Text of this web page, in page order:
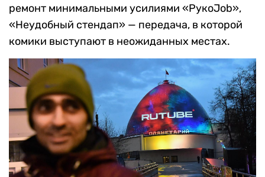
ремонт минимальными усилиями «РукоJob»,
«Неудобный стендап» — передача, в которой
комики выступают в неожиданных местах.